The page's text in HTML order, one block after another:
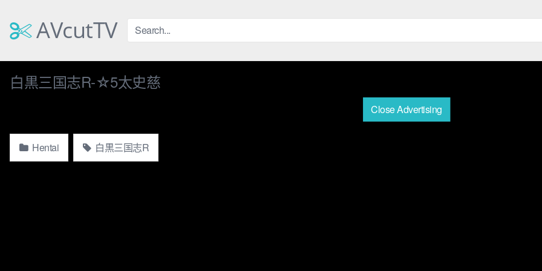
contentAVcutTV
白黒三国志R-☆5太史慈
Close Advertising
Hentai 白黒三国志R